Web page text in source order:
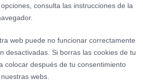
consulta las instrucciones de la
web puede no funcionar correctamente
desactivadas. Si borras las cookies de tu
colocar después de tu consentimiento
webs.